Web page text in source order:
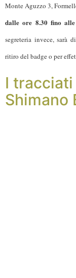
Monte Aguzzo 3,
dalle ore 8.30 fino
segreteria invece, sarà
ritiro del badge o per
I
Shimano